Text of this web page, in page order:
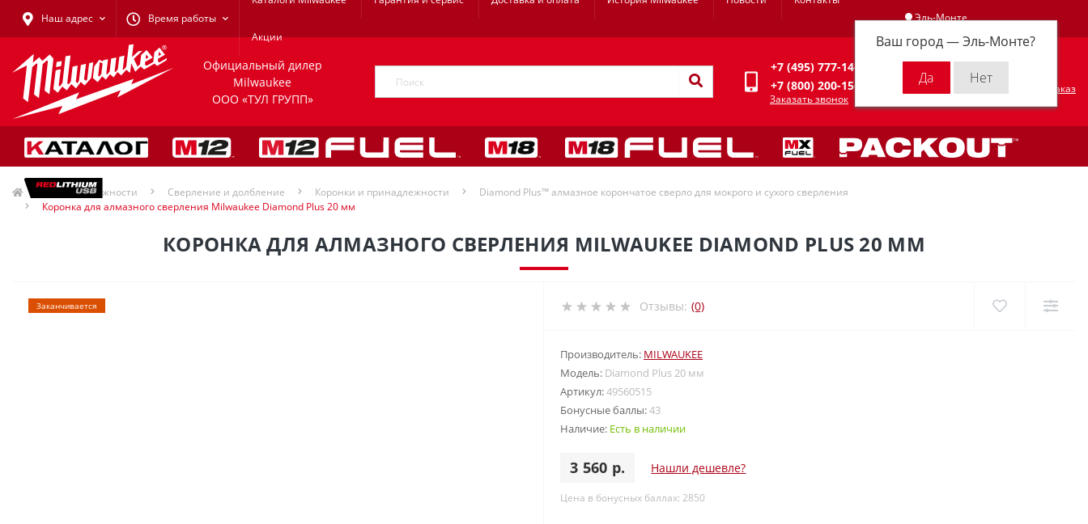
Наш адрес Время работы
Акции
Эль-Монте
Ваш город —Эль-Монте?
Личный кабинет
Официальный дилер
Milwaukee
ООО «ТУЛ ГРУПП»
+7 (495) 777-14-94
+7 (800) 200-15-94
Заказать звонок
Оформить заказ
Принадлежности Сверление и долбление Коронки и принадлежности
Diamond Plus™ алмазное корончатое сверло для мокрого и сухого сверления
Коронка для алмазного сверления Milwaukee Diamond Plus 20 мм
КОРОНКА ДЛЯ АЛМАЗНОГО СВЕРЛЕНИЯ MILWAUKEE DIAMOND PLUS 20 ММ
Заканчивается Отзывы: (0)
Производитель: MILWAUKEE
Модель: Diamond Plus 20 мм
Артикул:49560515
Бонусные баллы:43
Наличие: Есть в наличии
3 560 р. Нашли дешевле?
Цена в бонусных баллах: 2850